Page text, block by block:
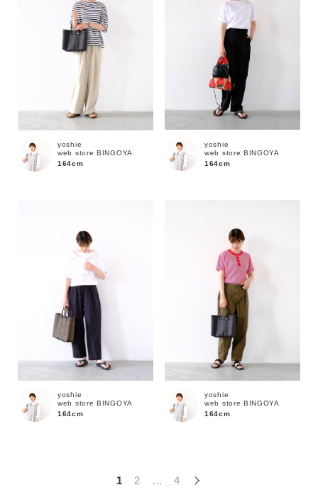
この条件で絞り込む
yoshie
web store BINGOYA
164cm
yoshie
web store BINGOYA
164cm
yoshie
web store BINGOYA
164cm
yoshie
web store BINGOYA
164cm
1 2 … 4